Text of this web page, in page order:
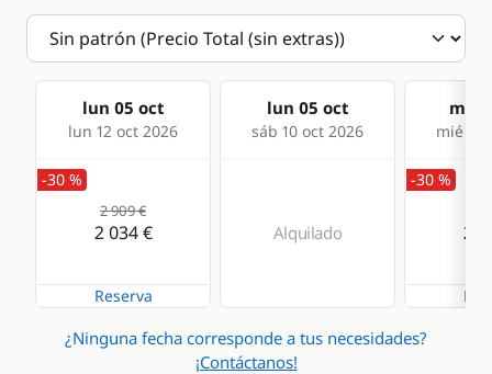
lun 05 oct
lun 12 oct 2026
lun 05 oct
sáb 10 oct 2026
mié
mié 14
-30 %
2 909 €
2 034 €
Reserva
Alquilado
-30 %
2
¿Ninguna fecha corresponde a tus necesidades?
¡Contáctanos!